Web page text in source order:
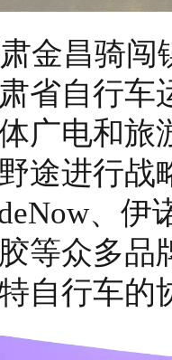
金昌骑
省自行车
广电和
途进行战
、伊
等众多
自行车的